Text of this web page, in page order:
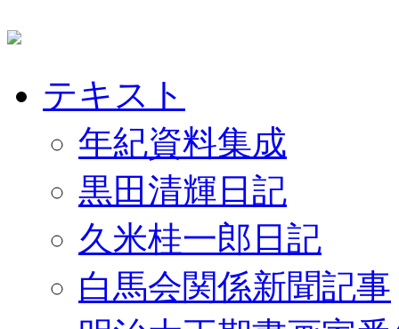
テキスト
年紀資料集成
黒田清輝日記
久米桂一郎日記
白馬会関係新聞記事